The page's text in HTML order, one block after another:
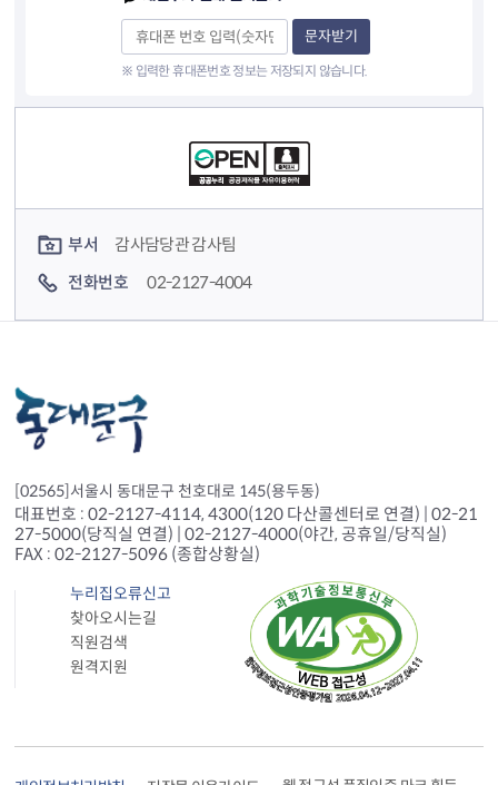
문자받기
※ 입력한 휴대폰번호 정보는 저장되지 않습니다.
부서
감사담당관 감사팀
전화번호
02-2127-4004
[02565]서울시 동대문구 천호대로 145(용두동)
대표번호 : 02-2127-4114, 4300(120 다산콜센터로 연결) | 02-21
27-5000(당직실 연결) | 02-2127-4000(야간, 공휴일/당직실)
FAX : 02-2127-5096 (종합상황실)
누리집오류신고
찾아오시는길
직원검색
원격지원